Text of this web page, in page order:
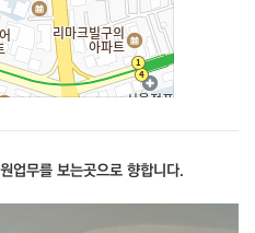
업무를 보는곳으로 향합니다.